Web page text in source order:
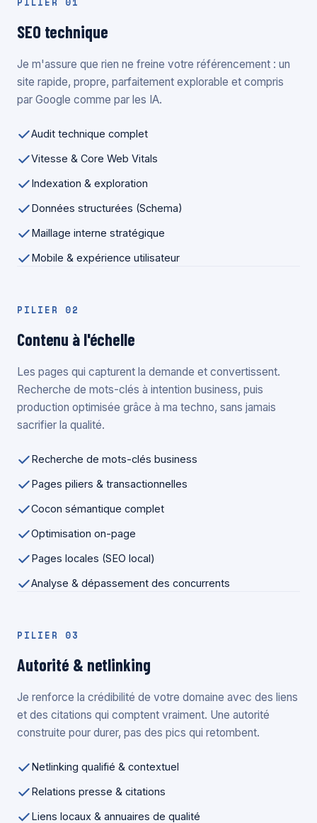
SEO technique
Je m'assure que rien ne freine votre référencement : un
site rapide, propre, parfaitement explorable et compris
par Google comme par les IA.
Audit technique complet
Vitesse & Core Web Vitals
Indexation & exploration
Données structurées (Schema)
Maillage interne stratégique
Mobile & expérience utilisateur
PILIER 02
Contenu à l'échelle
Les pages qui capturent la demande et convertissent.
Recherche de mots-clés à intention business, puis
production optimisée grâce à ma techno, sans jamais
sacrifier la qualité.
Recherche de mots-clés business
Pages piliers & transactionnelles
Cocon sémantique complet
Optimisation on-page
Pages locales (SEO local)
Analyse & dépassement des concurrents
PILIER 03
Autorité & netlinking
Je renforce la crédibilité de votre domaine avec des liens
et des citations qui comptent vraiment. Une autorité
construite pour durer, pas des pics qui retombent.
Netlinking qualifié & contextuel
Relations presse & citations
Liens locaux & annuaires de qualité